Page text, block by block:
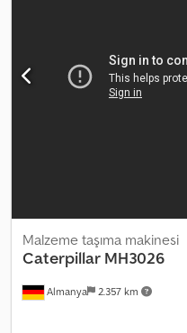
diagnostics available.
full inspection report,
reference "40848 Equippo"
resources for all equipment
accessible on our platform.
Almanya 2.357 km
Malzeme taşıma makinesi
Caterpillar MH3026